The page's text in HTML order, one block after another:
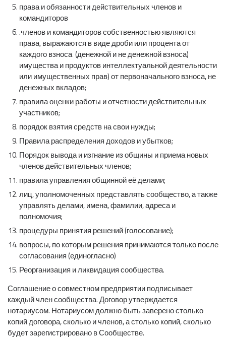
права и обязанности действительных членов и
командиторов
.членов и командиторов собственностью являются
права, выражаются в виде дроби или процента от
каждого взноса (денежной и не денежной взноса)
имущества и продуктов интеллектуальной деятельности
или имущественных прав) от первоначального взноса, не
денежных вкладов;
правила оценки работы и отчетности действительных
участников;
порядок взятия средств на свои нужды;
Правила распределения доходов и убытков;
Порядок вывода и изгнание из общины и приема новых
членов действительных членов;
правила управления общинной её делами;
лиц, уполномоченных представлять сообщество, а также
управлять делами, имена, фамилии, адреса и
полномочия;
процедуры принятия решений (голосование);
вопросы, по которым решения принимаются только после
согласования (единогласно)
Реорганизация и ликвидация сообщества.
Соглашение о совместном предприятии подписывает
каждый член сообщества. Договор утверждается
нотариусом. Нотариусом должно быть заверено столько
копий договора, сколько и членов, а столько копий, сколько
будет зарегистрировано в Сообществе.